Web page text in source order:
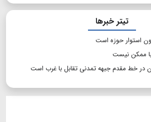
تیتر خبرها
استوار حوزه است
ممکن نیست
در خط مقدم جبهه تمدنی تقابل با غرب است